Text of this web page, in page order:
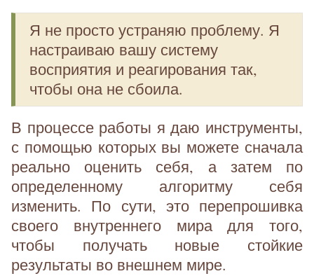
Я не просто устраняю проблему. Я
настраиваю вашу систему
восприятия и реагирования так,
чтобы она не сбоила.
В процессе работы я даю инструменты,
с помощью которых вы можете сначала
реально оценить себя, а затем по
определенному алгоритму себя
изменить. По сути, это перепрошивка
своего внутреннего мира для того,
чтобы получать новые стойкие
результаты во внешнем мире.